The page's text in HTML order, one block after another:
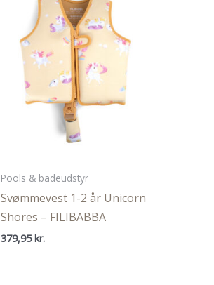
Pools & badeudstyr
Svømmevest 1-2 år Unicorn
Shores – FILIBABBA
379,95kr.